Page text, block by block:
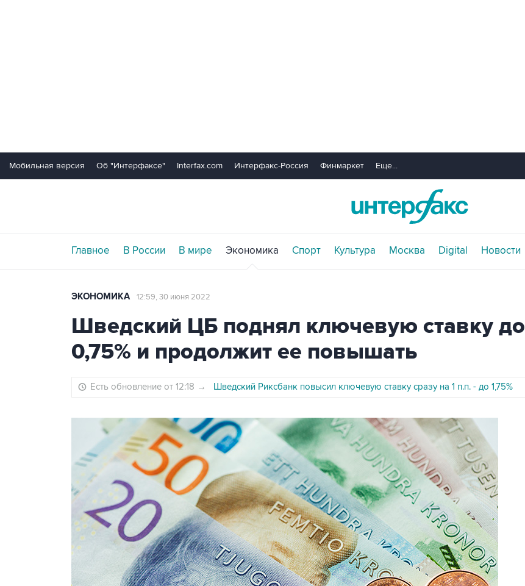
Мобильная версия Об "Интерфаксе" Interfax.com Интерфакс-Россия Финмаркет Еще...
Главное В России В мире Экономика Спорт Культура Москва Digital Новости
ЭКОНОМИКА 12:59, 30 июня 2022
Шведский ЦБ поднял ключевую ставку до
0,75% и продолжит ее повышать
Есть обновление от 12:18 → Шведский Риксбанк повысил ключевую ставку сразу на 1 п.п. - до 1,75%